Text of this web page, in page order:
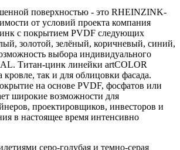
поверхностью - это RHEINZINK-
от условий проекта компания
с покрытием PVDF следующих
золотой, зелёный, коричневый, синий,
выбора индивидуального
Титан-цинк линейки artCOLOR
кровле, так и для облицовки фасада.
на основе PVDF, фосфатов или
широкие возможности для
проектировщиков, инвесторов и
в настоящее время интенсивно
серо-голубая и темно-серая